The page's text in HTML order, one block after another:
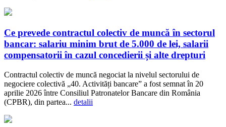
Ce prevede contractul colectiv de muncă în sectorul
bancar: salariu minim brut de 5.000 de lei, salarii
compensatorii în cazul concedierii și alte drepturi
Contractul colectiv de muncă negociat la nivelul sectorului de
negociere colectivă „40. Activități bancare” a fost semnat în 20
aprilie 2026 între Consiliul Patronatelor Bancare din România
(CPBR), din partea... detalii